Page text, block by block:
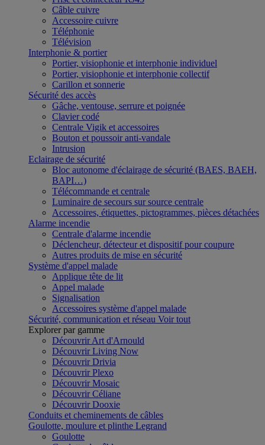
Câble cuivre
Accessoire cuivre
Téléphonie
Télévision
Interphonie & portier
Portier, visiophonie et interphonie individuel
Portier, visiophonie et interphonie collectif
Carillon et sonnerie
Sécurité des accès
Gâche, ventouse, serrure et poignée
Clavier codé
Centrale Vigik et accessoires
Bouton et poussoir anti-vandale
Intrusion
Eclairage de sécurité
Bloc autonome d'éclairage de sécurité (BAES, BAEH,
BAPI…)
Télécommande et centrale
Luminaire de secours sur source centrale
Accessoires, étiquettes, pictogrammes, pièces détachées
Alarme incendie
Centrale d'alarme incendie
Déclencheur, détecteur et dispositif pour coupure
Autres produits de mise en sécurité
Système d'appel malade
Applique tête de lit
Appel malade
Signalisation
Accessoires système d'appel malade
Sécurité, communication et réseau Voir tout
Explorer par gamme
Découvrir Art d'Arnould
Découvrir Living Now
Découvrir Drivia
Découvrir Plexo
Découvrir Mosaic
Découvrir Céliane
Découvrir Dooxie
Conduits et cheminements de câbles
Goulotte, moulure et plinthe Legrand
Goulotte